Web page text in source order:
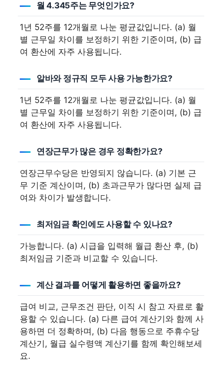
월 4.345주는 무엇인가요?
1년 52주를 12개월로 나눈 평균값입니다. (a) 월
별 근무일 차이를 보정하기 위한 기준이며, (b) 급
여 환산에 자주 사용됩니다.
알바와 정규직 모두 사용 가능한가요?
1년 52주를 12개월로 나눈 평균값입니다. (a) 월
별 근무일 차이를 보정하기 위한 기준이며, (b) 급
여 환산에 자주 사용됩니다.
연장근무가 많은 경우 정확한가요?
연장근무수당은 반영되지 않습니다. (a) 기본 근
무 기준 계산이며, (b) 초과근무가 많다면 실제 급
여와 차이가 발생합니다.
최저임금 확인에도 사용할 수 있나요?
가능합니다. (a) 시급을 입력해 월급 환산 후, (b)
최저임금 기준과 비교할 수 있습니다.
계산 결과를 어떻게 활용하면 좋을까요?
급여 비교, 근무조건 판단, 이직 시 참고 자료로 활
용할 수 있습니다. (a) 다른 급여 계산기와 함께 사
용하면 더 정확하며, (b) 다음 행동으로 주휴수당
계산기, 월급 실수령액 계산기를 함께 확인해보세
요.